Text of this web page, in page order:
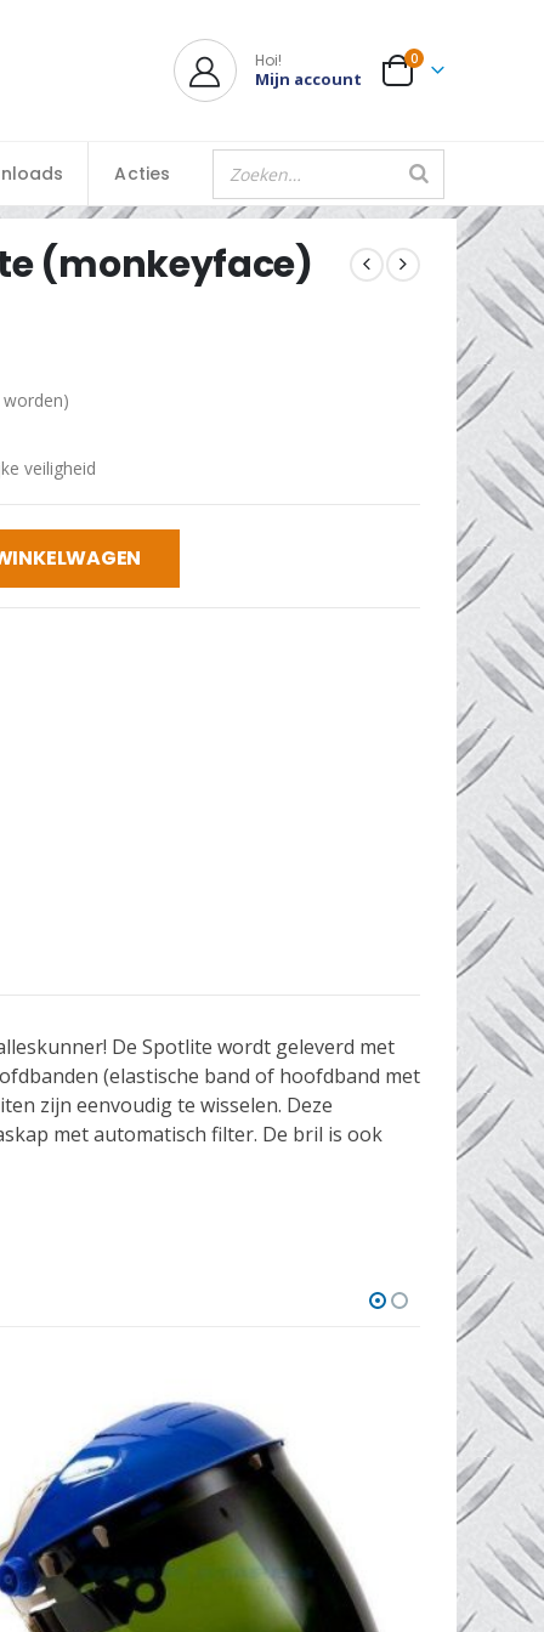
Hoi!
Mijn account
0
Acties
(monkeyface)
veiligheid
De Spotlite wordt geleverd met
(elastische band of hoofdband met
zijn eenvoudig te wisselen. Deze
met automatisch filter. De bril is ook